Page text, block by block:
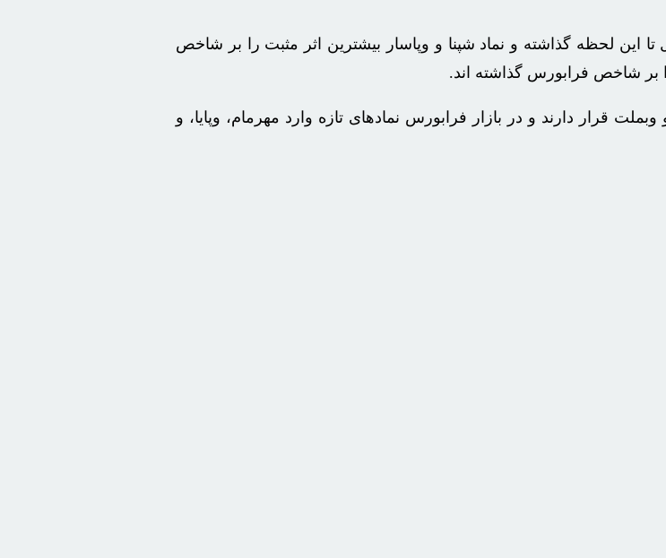
این لحظه گذاشته و نماد شپنا و وپاسار بیشترین اثر مثبت را بر شاخص
بر شاخص فرابورس گذاشته اند.
وبملت قرار دارند و در بازار فرابورس نمادهای تازه وارد مهرمام، وپایا، و